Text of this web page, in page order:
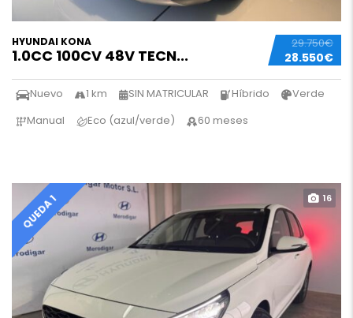
29.750€
28.550€
HYUNDAI KONA
1.0CC 100CV 48V TECN...
Nuevo 1 km SIN MATRICULAR Híbrido
Verde
Manual
Eco (azul/verde) 60 meses
QUEDA 1 16